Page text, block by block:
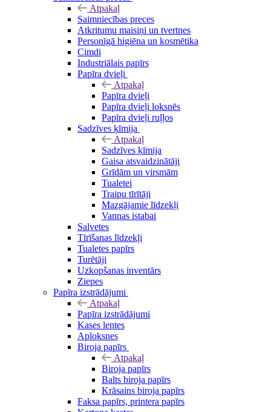
Atpakaļ
Saimniecības preces
Atkritumu maisiņi un tvertnes
Personīgā higiēna un kosmētika
Cimdi
Industriālais papīrs
Papīra dvieļi
Atpakaļ
Papīra dvieļi
Papīra dvieļi loksnēs
Papīra dvieļi ruļļos
Sadzīves ķīmija
Atpakaļ
Sadzīves ķīmija
Gaisa atsvaidzinātāji
Grīdām un virsmām
Tualetei
Traipu tīrītāji
Mazgājamie līdzekļi
Vannas istabai
Salvetes
Tīrīšanas līdzekļi
Tualetes papīrs
Turētāji
Uzkopšanas inventārs
Ziepes
Papīra izstrādājumi
Atpakaļ
Papīra izstrādājumi
Kases lentes
Aploksnes
Biroja papīrs
Atpakaļ
Biroja papīrs
Balts biroja papīrs
Krāsains biroja papīrs
Faksa papīrs, printera papīrs